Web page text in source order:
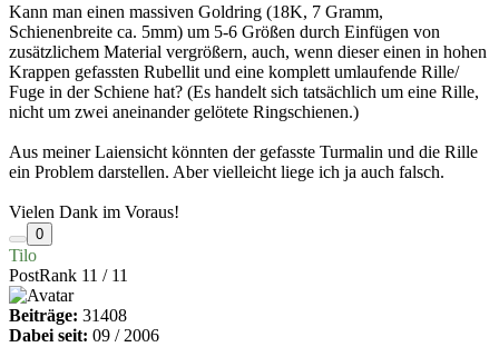
Kann man einen massiven Goldring (18K, 7 Gramm,
Schienenbreite ca. 5mm) um 5-6 Größen durch Einfügen von
zusätzlichem Material vergrößern, auch, wenn dieser einen in hohen
Krappen gefassten Rubellit und eine komplett umlaufende Rille/
Fuge in der Schiene hat? (Es handelt sich tatsächlich um eine Rille,
nicht um zwei aneinander gelötete Ringschienen.)
Aus meiner Laiensicht könnten der gefasste Turmalin und die Rille
ein Problem darstellen. Aber vielleicht liege ich ja auch falsch.
Vielen Dank im Voraus!
0
Tilo
PostRank 11 / 11
Beiträge: 31408
Dabei seit: 09 / 2006